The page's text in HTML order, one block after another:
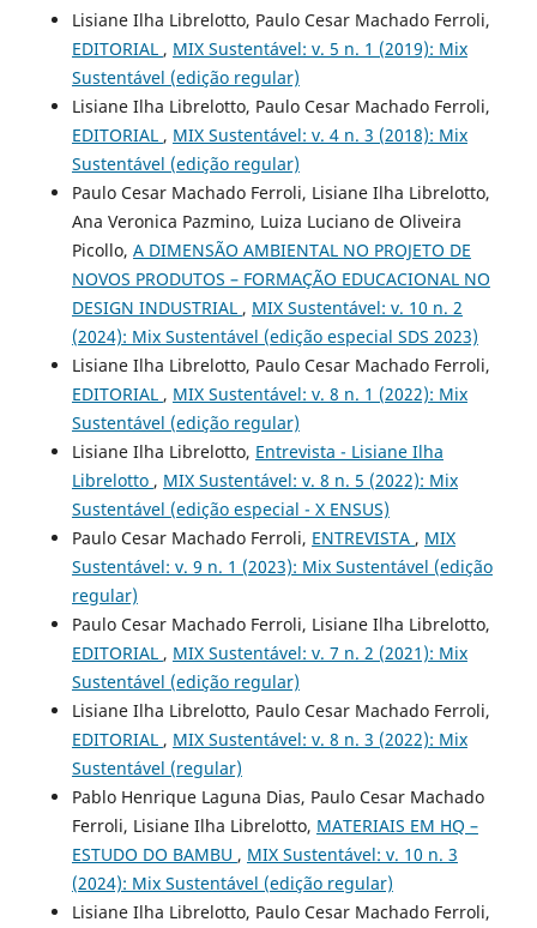
Lisiane Ilha Librelotto, Paulo Cesar Machado Ferroli,
EDITORIAL , MIX Sustentável: v. 5 n. 1 (2019): Mix
Sustentável (edição regular)
Lisiane Ilha Librelotto, Paulo Cesar Machado Ferroli,
EDITORIAL , MIX Sustentável: v. 4 n. 3 (2018): Mix
Sustentável (edição regular)
Paulo Cesar Machado Ferroli, Lisiane Ilha Librelotto,
Ana Veronica Pazmino, Luiza Luciano de Oliveira
Picollo, A DIMENSÃO AMBIENTAL NO PROJETO DE
NOVOS PRODUTOS – FORMAÇÃO EDUCACIONAL NO
DESIGN INDUSTRIAL , MIX Sustentável: v. 10 n. 2
(2024): Mix Sustentável (edição especial SDS 2023)
Lisiane Ilha Librelotto, Paulo Cesar Machado Ferroli,
EDITORIAL , MIX Sustentável: v. 8 n. 1 (2022): Mix
Sustentável (edição regular)
Lisiane Ilha Librelotto, Entrevista - Lisiane Ilha
Librelotto , MIX Sustentável: v. 8 n. 5 (2022): Mix
Sustentável (edição especial - X ENSUS)
Paulo Cesar Machado Ferroli, ENTREVISTA , MIX
Sustentável: v. 9 n. 1 (2023): Mix Sustentável (edição
regular)
Paulo Cesar Machado Ferroli, Lisiane Ilha Librelotto,
EDITORIAL , MIX Sustentável: v. 7 n. 2 (2021): Mix
Sustentável (edição regular)
Lisiane Ilha Librelotto, Paulo Cesar Machado Ferroli,
EDITORIAL , MIX Sustentável: v. 8 n. 3 (2022): Mix
Sustentável (regular)
Pablo Henrique Laguna Dias, Paulo Cesar Machado
Ferroli, Lisiane Ilha Librelotto, MATERIAIS EM HQ –
ESTUDO DO BAMBU , MIX Sustentável: v. 10 n. 3
(2024): Mix Sustentável (edição regular)
Lisiane Ilha Librelotto, Paulo Cesar Machado Ferroli,